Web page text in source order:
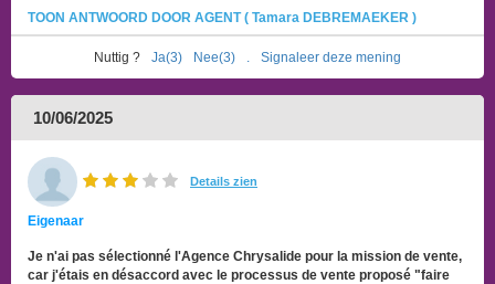
TOON ANTWOORD DOOR AGENT ( Tamara DEBREMAEKER )
Nuttig ? Ja(3) Nee(3) Signaleer deze mening
10/06/2025
Details zien
Eigenaar
Je n'ai pas sélectionné l'Agence Chrysalide pour la mission de vente,
car j'étais en désaccord avec le processus de vente proposé "faire